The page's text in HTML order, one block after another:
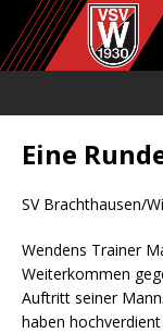
Eine
SV Brachthausen/
Wendens Trainer
Weiterkommen
Auftritt seiner
haben